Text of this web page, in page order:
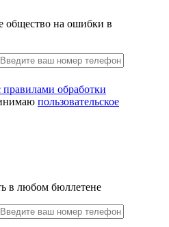
общество на ошибки в
правилами обработки
пользовательское
в любом бюллетене